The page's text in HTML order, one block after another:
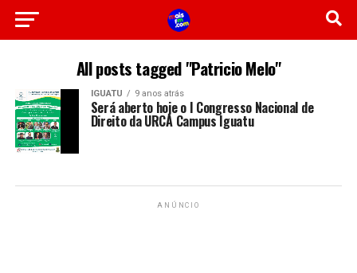
All posts tagged "Patricio Melo"
IGUATU 9 anos atrás
Será aberto hoje o I Congresso Nacional de
Direito da URCA Campus Iguatu
ANÚNCIO